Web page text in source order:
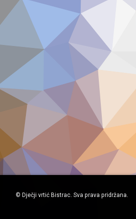
© Dječji vrtić Bistrac. Sva prava pridržana.